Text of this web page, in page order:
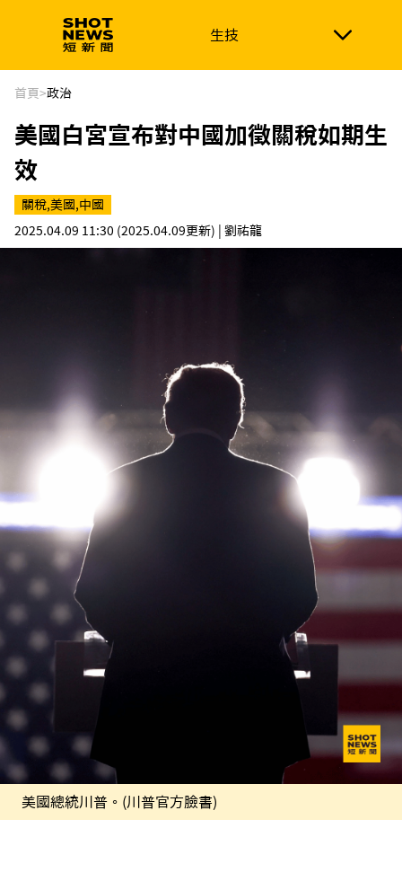
生技
生技 政治
新南向 體育
首頁>政治
美國白宮宣布對中國加徵關稅如期生
效
關稅,美國,中國
2025.04.09 11:30 (2025.04.09更新) | 劉祐龍
美國總統川普。(川普官方臉書)